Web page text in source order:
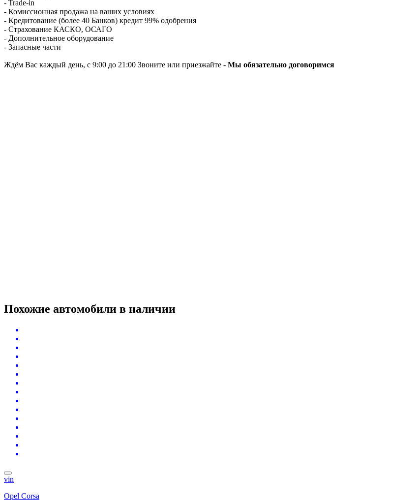
- Trade-in
- Комиссионная продажа на ваших условиях
- Кредитование (более 40 Банков) кредит 99% одобрения
- Страхование КАСКО, ОСАГО
- Дополнительное оборудование
- Запасные части
Ждём Вас каждый день, с 9:00 до 21:00 Звоните или приезжайте - Мы обязательно договоримся
Похожие автомобили в наличии
vin
Opel Corsa